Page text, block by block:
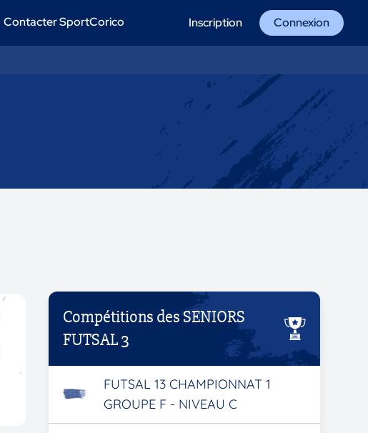
Contacter SportCorico Inscription Connexion
Compétitions des SENIORS
FUTSAL 3
FUTSAL 13 CHAMPIONNAT 1
GROUPE F - NIVEAU C